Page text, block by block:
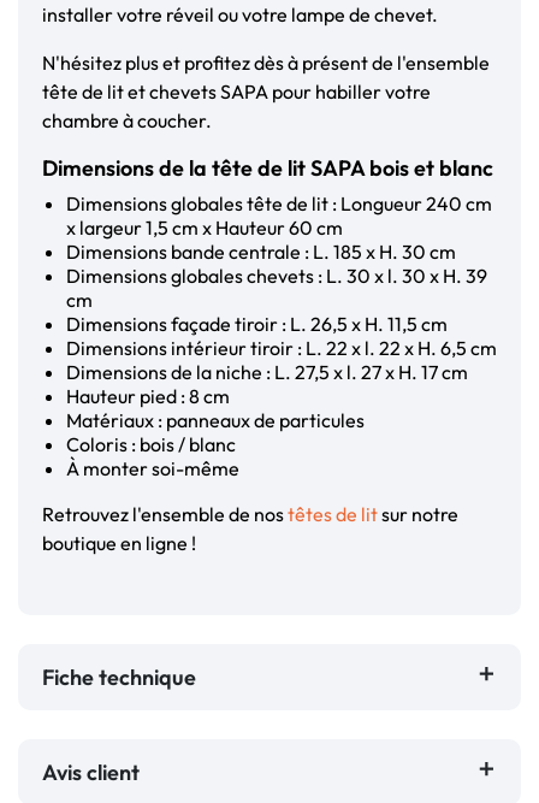
installer votre réveil ou votre lampe de chevet.
N'hésitez plus et profitez dès à présent de l'ensemble
tête de lit et chevets SAPA pour habiller votre
chambre à coucher.
Dimensions de la tête de lit SAPA bois et blanc
Dimensions globales tête de lit : Longueur 240 cm
x largeur 1,5 cm x Hauteur 60 cm
Dimensions bande centrale : L. 185 x H. 30 cm
Dimensions globales chevets : L. 30 x l. 30 x H. 39
cm
Dimensions façade tiroir : L. 26,5 x H. 11,5 cm
Dimensions intérieur tiroir : L. 22 x l. 22 x H. 6,5 cm
Dimensions de la niche : L. 27,5 x l. 27 x H. 17 cm
Hauteur pied : 8 cm
Matériaux : panneaux de particules
Coloris : bois / blanc
À monter soi-même
Retrouvez l'ensemble de nostêtes de litsur notre
boutique en ligne !
Fiche technique
Avis client